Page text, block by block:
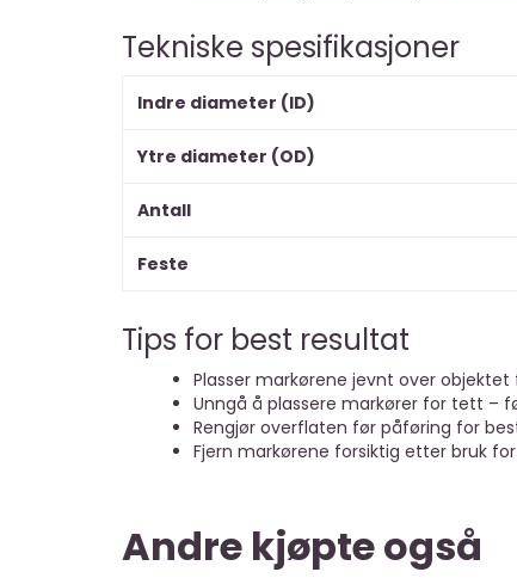
Tekniske spesifikasjoner
Indre diameter (ID)
Ytre diameter (OD)
Antall
Feste
Tips for best resultat
Plasser markørene jevnt over
Unngå å plassere markører for tett –
Rengjør overflaten før påføring for
Fjern markørene forsiktig etter bruk
Andre kjøpte også